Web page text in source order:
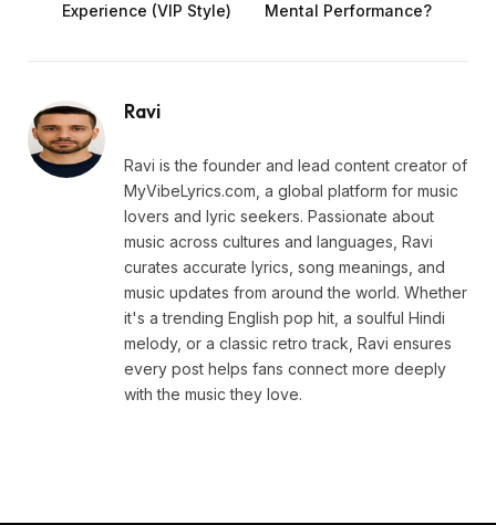
Experience (VIP Style)
Mental Performance?
Ravi
Ravi is the founder and lead content creator of
MyVibeLyrics.com, a global platform for music
lovers and lyric seekers. Passionate about
music across cultures and languages, Ravi
curates accurate lyrics, song meanings, and
music updates from around the world. Whether
it's a trending English pop hit, a soulful Hindi
melody, or a classic retro track, Ravi ensures
every post helps fans connect more deeply
with the music they love.